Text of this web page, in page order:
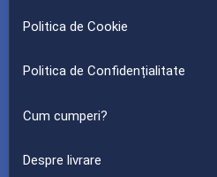
Politica de Cookie
Politica de Confidențialitate
Cum cumperi?
Despre livrare